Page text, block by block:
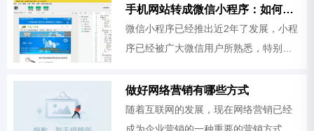
不是有点矛盾的感觉呢，转化率和流量
不就是一体的嘛。我们所说的
手机网站转成微信小程序：如何将手机站网站整合在小程序里
微信小程序已经推出近2年了发展，小程
序已经被广大微信用户所熟悉，特别是
的次数比较多。好多餐饮业的店铺也已
经开始用小程序来给客户点餐
做好网络营销有哪些方式
随着互联网的发展，现在网络营销已经